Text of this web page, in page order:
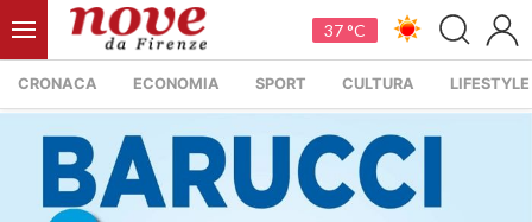
37 °C
CRONACA ECONOMIA SPORT CULTURA LIFESTYLE